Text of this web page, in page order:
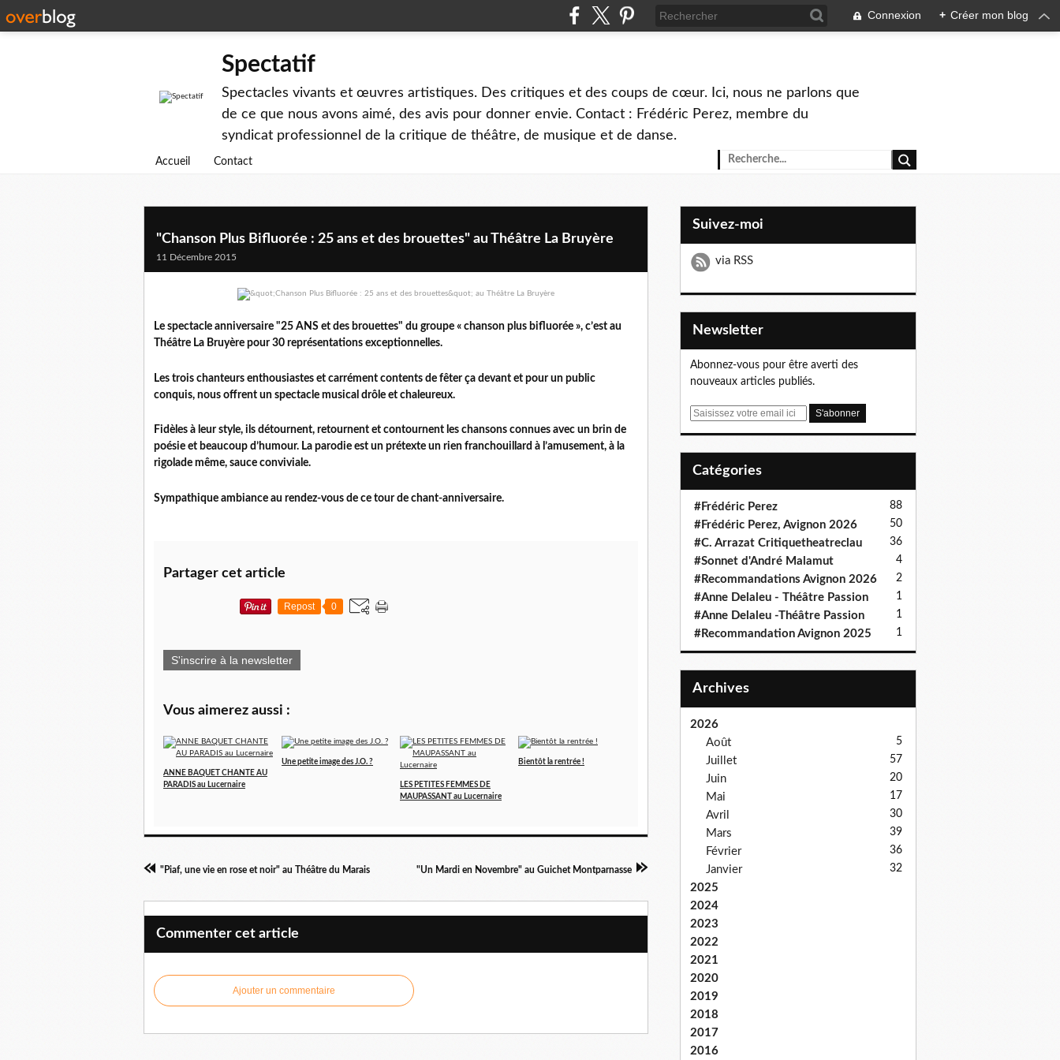
Connexion + Créer mon blog
Spectatif
Spectacles vivants et œuvres artistiques. Des critiques et des coups de cœur. Ici, nous ne parlons que
de ce que nous avons aimé, des avis pour donner envie. Contact : Frédéric Perez, membre du
syndicat professionnel de la critique de théâtre, de musique et de danse.
Accueil Contact
"Chanson Plus Bifluorée : 25 ans et des brouettes" au Théâtre La Bruyère
11 Décembre 2015
Le spectacle anniversaire "25 ANS et des brouettes" du groupe « chanson plus bifluorée », c’est au
Théâtre La Bruyère pour 30 représentations exceptionnelles.
Les trois chanteurs enthousiastes et carrément contents de fêter ça devant et pour un public
conquis, nous offrent un spectacle musical drôle et chaleureux.
Fidèles à leur style, ils détournent, retournent et contournent les chansons connues avec un brin de
poésie et beaucoup d’humour. La parodie est un prétexte un rien franchouillard à l’amusement, à la
rigolade même, sauce conviviale.
Sympathique ambiance au rendez-vous de ce tour de chant-anniversaire.
Partager cet article
Repost 0
S'inscrire à la newsletter
Vous aimerez aussi :
ANNE BAQUET CHANTE AU
PARADIS au Lucernaire
Une petite image des J.O. ?
LES PETITES FEMMES DE
MAUPASSANT au Lucernaire
Bientôt la rentrée !
"Piaf, une vie en rose et noir" au Théâtre du Marais "Un Mardi en Novembre" au Guichet Montparnasse
Commenter cet article
Ajouter un commentaire
Suivez-moi
via RSS
Newsletter
Abonnez-vous pour être averti des
nouveaux articles publiés.
E
Catégories
#Frédéric Perez 88
#Frédéric Perez, Avignon 2026 50
#C. Arrazat Critiquetheatreclau 36
#Sonnet d'André Malamut 4
#Recommandations Avignon 2026 2
#Anne Delaleu - Théâtre Passion 1
#Anne Delaleu -Théâtre Passion 1
#Recommandation Avignon 2025 1
Archives
2026
Août
5
Juillet 57
Juin 20
Mai 17
Avril 30
Mars 39
Février 36
Janvier 32
2025
2024
2023
2022
2021
2020
2019
2018
2017
2016